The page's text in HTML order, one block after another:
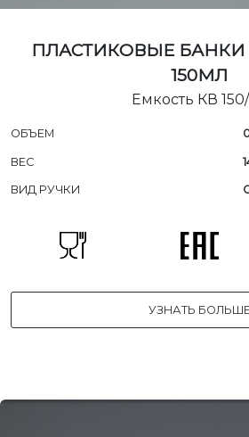
ПЛАСТИКОВЫЕ
150МЛ
Емкость КВ
ОБЪЕМ
ВЕС
ВИД РУЧКИ
УЗНАТЬ